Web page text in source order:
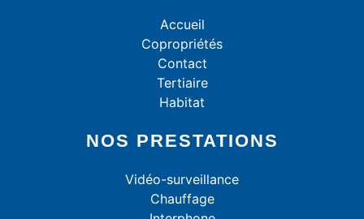
Accueil
Copropriétés
Contact
Tertiaire
Habitat
NOS PRESTATIONS
Vidéo-surveillance
Chauffage